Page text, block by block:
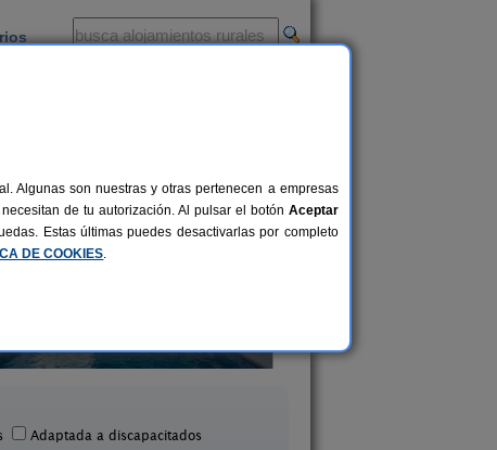
Adaptada a discapacitados
Algunas son nuestras y otras pertenecen a empresas
de tu autorización. Al pulsar el botón Aceptar
Estas últimas puedes desactivarlas por completo
DE COOKIES.